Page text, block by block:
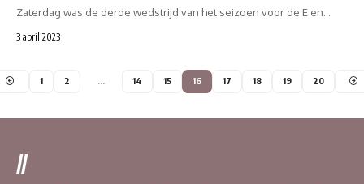
Zaterdag was de derde wedstrijd van het seizoen voor de E en…
3 april 2023
1 2 … 14 15 16 17 18 19 20
//